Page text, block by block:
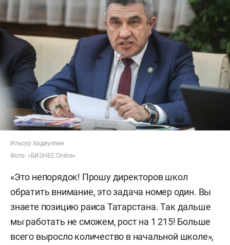
Ильсур Хадиуллин
Фото: «БИЗНЕС Online»
«Это непорядок! Прошу директоров школ
обратить внимание, это задача номер один. Вы
знаете позицию раиса Татарстана. Так дальше
мы работать не сможем, рост на 1 215! Больше
всего выросло количество в начальной школе»,